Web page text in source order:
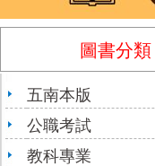
圖書分類
五南本版
公職考試
教科專業